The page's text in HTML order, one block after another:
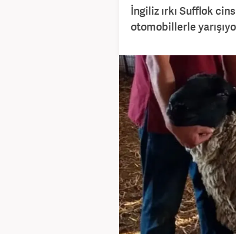
İngiliz ırkı Sufflok
otomobillerle